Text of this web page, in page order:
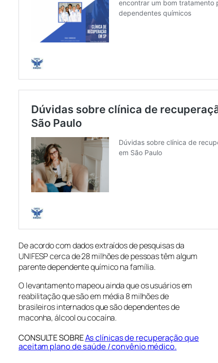
De acordo com dados extraídos de pesquisas da
UNIFESP cerca de 28 milhões de pessoas têm algum
parente dependente químico na família.
O levantamento mapeou ainda que os usuários em
reabilitação que são em média 8 milhões de
brasileiros internados que são dependentes de
maconha, álcool ou cocaína.
CONSULTE SOBREAs clínicas de recuperação que
aceitam plano de saúde / convênio médico.